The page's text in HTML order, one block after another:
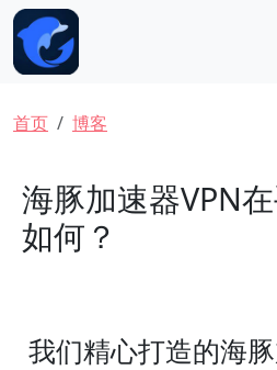
跳转到主要内容
面包屑
首页 博客
海豚加速器VPN
如何？
我们精心打造的海